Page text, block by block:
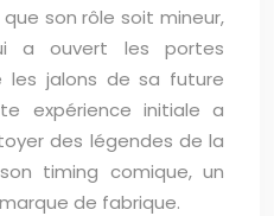
que son rôle soit mineur,
a ouvert les portes
les jalons de sa future
expérience initiale a
des légendes de la
timing comique, un
de fabrique.